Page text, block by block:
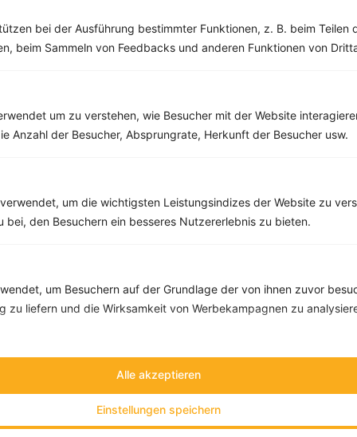
bei der Ausführung bestimmter Funktionen, z. B. beim Teilen
beim Sammeln von Feedbacks und anderen Funktionen von
um zu verstehen, wie Besucher mit der Website
Anzahl der Besucher, Absprungrate, Herkunft der Besucher usw.
um die wichtigsten Leistungsindizes der Website zu
bei, den Besuchern ein besseres Nutzererlebnis zu bieten.
um Besuchern auf der Grundlage der von ihnen zuvor
zu liefern und die Wirksamkeit von Werbekampagnen zu
Einstellungen speichern
Alle akzeptieren
Rezepte mit 300 bis 400 kcal
Buchweizen Nudeln mit Champignons und Spinat
Kohlehydrate:49 g